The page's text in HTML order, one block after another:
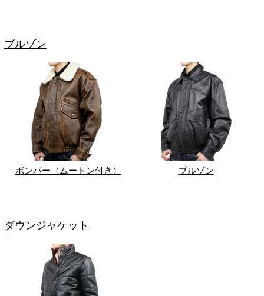
ブルゾン
ボンバー（ムートン付き） ブルゾン
ダウンジャケット